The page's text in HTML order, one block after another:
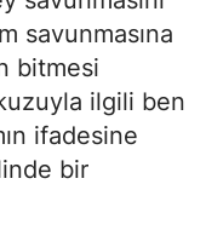
savunmasına
bitmesi
ilgili ben
ifadesine
bir